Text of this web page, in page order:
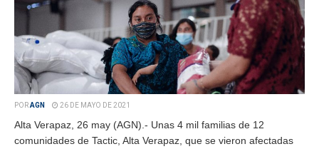
PORAGN 26 DE MAYO DE 2021
Alta Verapaz, 26 may (AGN).- Unas 4 mil familias de 12
comunidades de Tactic, Alta Verapaz, que se vieron afectadas